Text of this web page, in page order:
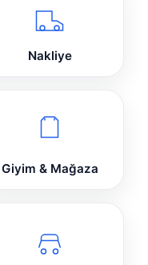
Nakliye
Giyim & Mağaza